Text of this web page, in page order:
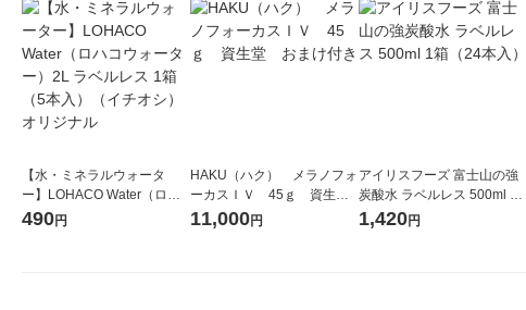
【水・ミネラルウォータ
ー】LOHACO Water（ロハ
コウォーター）2L ラベルレ
490円
HAKU（ハク） メラノフォ
ーカスＩＶ 45ｇ 資生
堂 おまけ付き
11,000円
アイリスフーズ 富士山の強
炭酸水 ラベルレス 500ml 1
箱（24本入）
1,420円